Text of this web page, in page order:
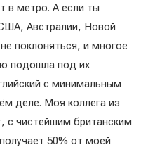
в метро. А если ты
Австралии, Новой
поклоняться, и многое
подошла под их
с минимальным
деле. Моя коллега из
чистейшим британским
50% от моей